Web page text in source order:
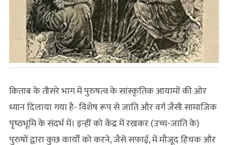
किताब के तीसरे भाग में पुरुषत्व के सांस्कृतिक आयामों की ओर
ध्यान दिलाया गया है- विशेष रूप से जाति और वर्ग जैसी सामाजिक
पृष्‍ठभूमि के संदर्भ में। इन्‍हीं को केंद्र में रखकर (उच्च-जाति के)
पुरुषों द्वारा कुछ कार्यों को करने, जैसे सफाई, में मौजूद हिचक और